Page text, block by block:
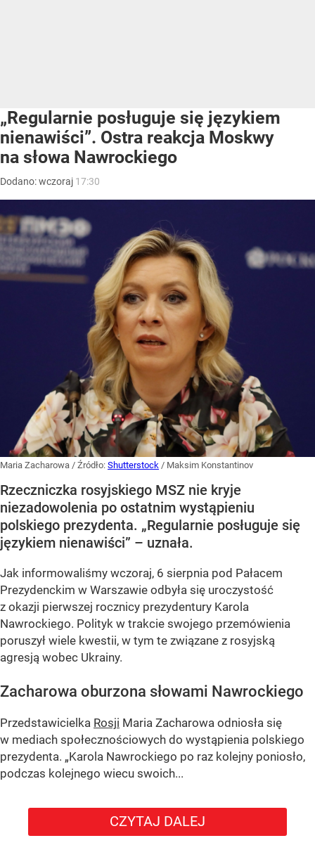
„Regularnie posługuje się językiem
nienawiści”. Ostra reakcja Moskwy
na słowa Nawrockiego
Dodano:wczoraj 17:30
Maria Zacharowa / Źródło: Shutterstock / Maksim Konstantinov
Rzeczniczka rosyjskiego MSZ nie kryje
niezadowolenia po ostatnim wystąpieniu
polskiego prezydenta. „Regularnie posługuje się
językiem nienawiści” – uznała.
Jak informowaliśmy wczoraj, 6 sierpnia pod Pałacem
Prezydenckim w Warszawie odbyła się uroczystość
z okazji pierwszej rocznicy prezydentury Karola
Nawrockiego. Polityk w trakcie swojego przemówienia
poruszył wiele kwestii, w tym te związane z rosyjską
agresją wobec Ukrainy.
Zacharowa oburzona słowami Nawrockiego
Przedstawicielka Rosji Maria Zacharowa odniosła się
w mediach społecznościowych do wystąpienia polskiego
prezydenta. „Karola Nawrockiego po raz kolejny poniosło,
podczas kolejnego wiecu swoich...
CZYTAJ DALEJ